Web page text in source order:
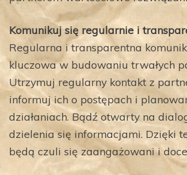
Komunikuj się regularnie i
Regularna i transparentna
kluczowa w budowaniu trwałych
Utrzymuj regularny kontakt z
informuj ich o postępach i
działaniach. Bądź otwarty na
dzielenia się informacjami. Dzięki
będą czuli się zaangażowani i